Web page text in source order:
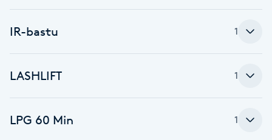
Coachning
Color correction
IR-bastu 1
LASHLIFT 1
LPG 60 Min 1